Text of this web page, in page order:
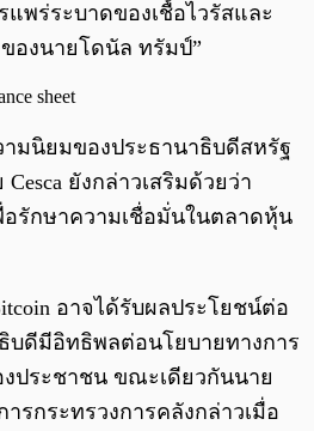
พร่ระบาดของเชื้อไวรัสและ
องนายโดนัล ทรัมป์”
มนิยมของประธานาธิบดีสหรัฐ
ยังกล่าวเสริมด้วยว่า
รักษาความเชื่อมั่นในตลาดหุ้น
อาจได้รับผลประโยชน์ต่อ
บดีมีอิทธิพลต่อนโยบายทางการ
ประชาชน ขณะเดียวกันนาย
ารกระทรวงการคลังกล่าวเมื่อ